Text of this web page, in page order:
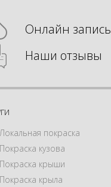
Онлайн запись
Наши отзывы
Локальная покраска
Покраска кузова
Покраска крыши
Покраска крыла